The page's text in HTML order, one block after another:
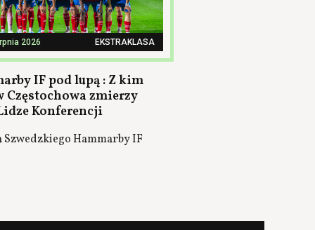
2026 EKSTRAKLASA
IF pod lupą : Z kim
Częstochowa zmierzy
Konferencji
Szwedzkiego Hammarby IF